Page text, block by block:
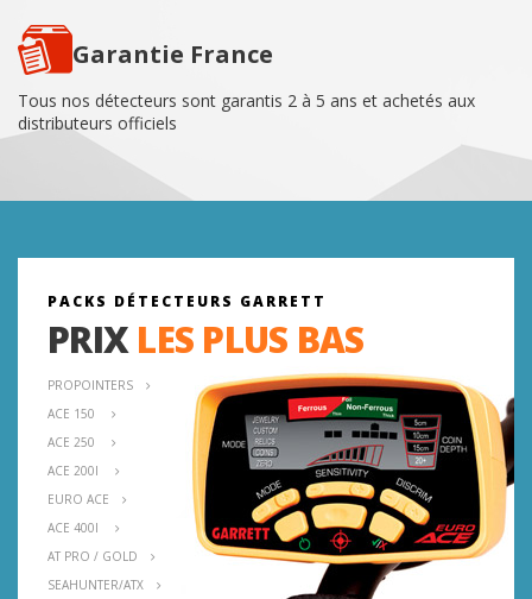
Billetterie Rallyes
Garantie France
Tous nos détecteurs sont garantis 2 à 5 ans et achetés aux
distributeurs officiels
PACKS DÉTECTEURS GARRETT
PRIXLES PLUS BAS
PROPOINTERS
ACE 150
ACE 250
ACE 200I
EURO ACE
ACE 400I
AT PRO / GOLD
SEAHUNTER/ATX